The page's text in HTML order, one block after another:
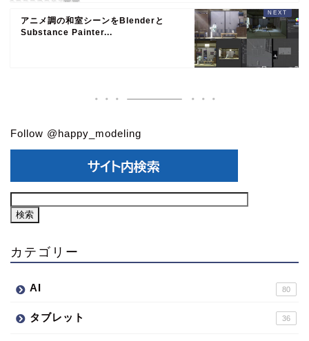
アニメ調の和室シーンをBlenderと
Substance Painter...
Follow @happy_modeling
カテゴリー
AI 80
タブレット 36